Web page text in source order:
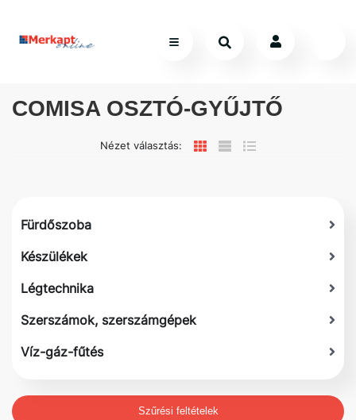
COMISA OSZTÓ-GYŰJTŐ
Nézet választás:
Fürdőszoba
Készülékek
Légtechnika
Szerszámok, szerszámgépek
Víz-gáz-fűtés
Szűrési feltételek